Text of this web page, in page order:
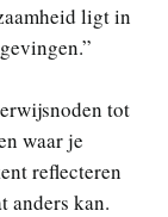
ligt in
tot
waar je
reflecteren
anders kan.